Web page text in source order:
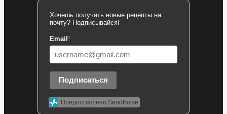
Хочешь получать новые рецепты на
почту? Подписывайся!
Email *
Подписаться
Предоставлено SendPulse